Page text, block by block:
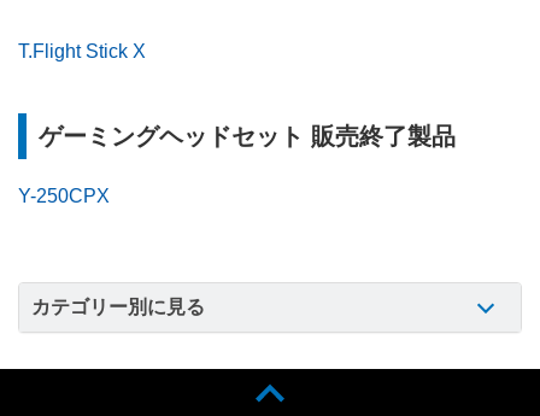
T.Flight Stick X
ゲーミングヘッドセット 販売終了製品
Y-250CPX
カテゴリー別に見る